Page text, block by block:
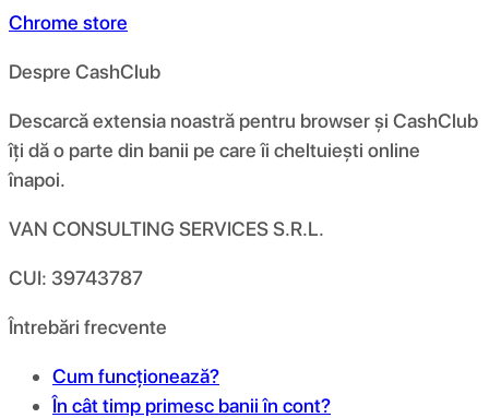
Chrome store
Despre CashClub
Descarcă extensia noastră pentru browser și CashClub
îți dă o parte din banii pe care îi cheltuiești online
înapoi.
VAN CONSULTING SERVICES S.R.L.
CUI: 39743787
Întrebări frecvente
Cum funcționează?
În cât timp primesc banii în cont?